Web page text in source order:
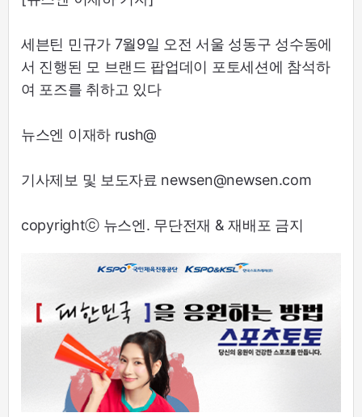
세븐틴 민규가 7월9일 오전 서울 성동구 성수동에
서 진행된 모 브랜드 팝업데이 포토세션에 참석하
여 포즈를 취하고 있다
뉴스엔 이재하 rush@
기사제보 및 보도자료 newsen@newsen.com
copyrightⓒ 뉴스엔. 무단전재 & 재배포 금지